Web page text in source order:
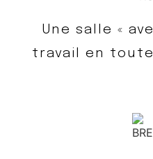
Une salle «
travail en